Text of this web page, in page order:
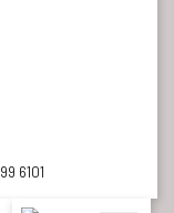
99 6101